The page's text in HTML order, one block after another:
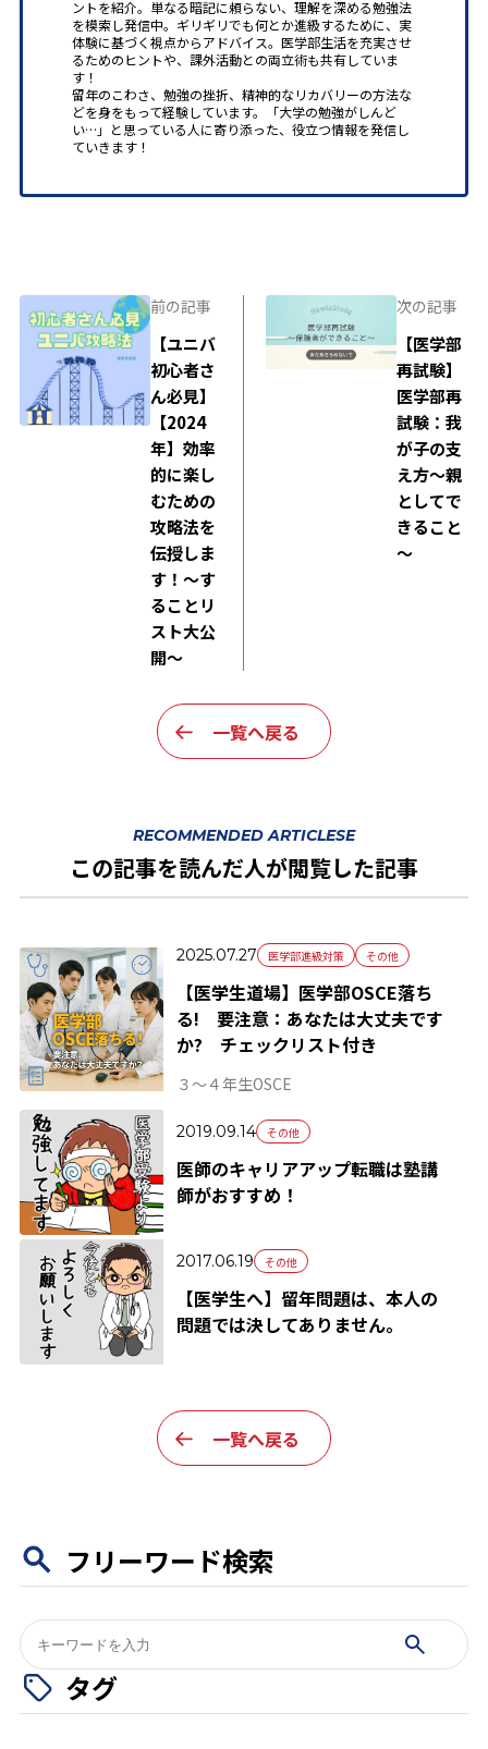
ントを紹介。単なる暗記に頼らない、理解を深める勉強法
を模索し発信中。ギリギリでも何とか進級するために、実
体験に基づく視点からアドバイス。医学部生活を充実させ
るためのヒントや、課外活動との両立術も共有していま
す！
留年のこわさ、勉強の挫折、精神的なリカバリーの方法な
どを身をもって経験しています。「大学の勉強がしんど
い…」と思っている人に寄り添った、役立つ情報を発信し
ていきます！
前の記事
【ユニバ
初心者さ
ん必見】
【2024
年】効率
的に楽し
むための
攻略法を
伝授しま
す！～す
ることリ
スト大公
開～
次の記事
【医学部
再試験】
医学部再
試験：我
が子の支
え方～親
としてで
きること
～
一覧へ戻る
RECOMMENDED ARTICLESE
この記事を読んだ人が閲覧した記事
2025.07.27 医学部進級対策 その他
【医学生道場】医学部OSCE落ち
る! 要注意：あなたは大丈夫です
か? チェックリスト付き
３～４年生OSCE
2019.09.14 その他
医師のキャリアアップ転職は塾講
師がおすすめ！
2017.06.19 その他
【医学生へ】留年問題は、本人の
問題では決してありません。
一覧へ戻る
フリーワード検索
検
索:
タグ